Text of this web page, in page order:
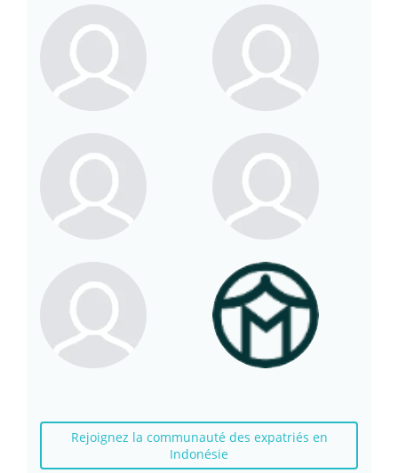
Rejoignez la communauté des expatriés en
Indonésie